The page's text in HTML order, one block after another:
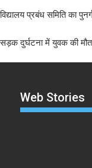
विद्यालय प्रबंध समिति का
सड़क दुर्घटना में युवक की
Web Stories